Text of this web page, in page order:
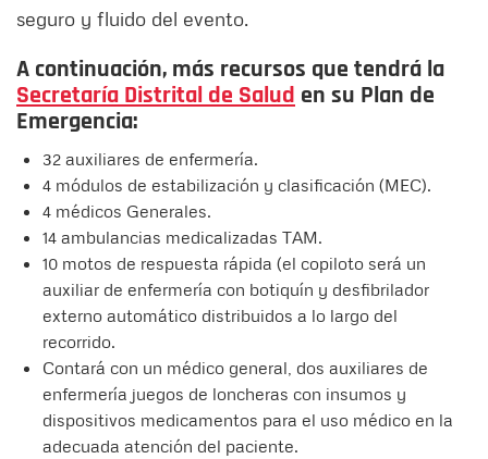
seguro y fluido del evento.
A continuación, más recursos que tendrá la
Secretaría Distrital de Salud en su Plan de
Emergencia:
32 auxiliares de enfermería.
4 módulos de estabilización y clasificación (MEC).
4 médicos Generales.
14 ambulancias medicalizadas TAM.
10 motos de respuesta rápida (el copiloto será un
auxiliar de enfermería con botiquín y desfibrilador
externo automático distribuidos a lo largo del
recorrido.
Contará con un médico general, dos auxiliares de
enfermería juegos de loncheras con insumos y
dispositivos medicamentos para el uso médico en la
adecuada atención del paciente.